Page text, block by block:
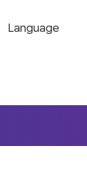
Language